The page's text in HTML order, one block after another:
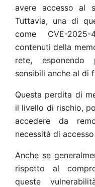
avere accesso al
Tuttavia, una di
come CVE-
contenuti della
rete, esponendo
sensibili anche al di
Questa perdita di
il livello di rischio,
accedere da
necessità di
Anche se
rispetto al
queste